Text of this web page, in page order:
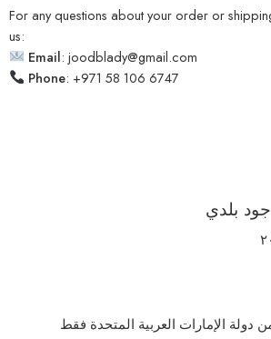
For any questions about your order or
us:
Email: joodblady@gmail.com
Phone: +971 58 106 6747
بلدي
دولة الإمارات العربية المتحدة فقط